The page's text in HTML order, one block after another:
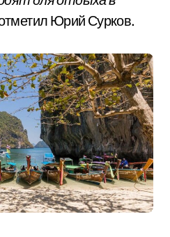
Юрий Сурков.